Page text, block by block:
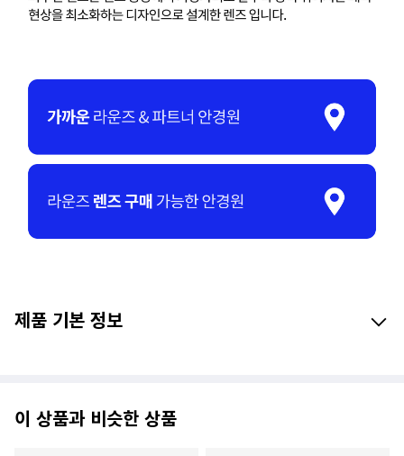
제품 기본 정보
이 상품과 비슷한 상품